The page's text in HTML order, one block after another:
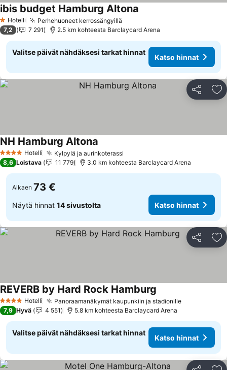
1 Tähtiluokitus
Hotelli Perhehuoneet kerrossängyillä
ibis budget Hamburg Altona
7,2 7 291 2.5 km kohteesta Barclaycard Arena
Valitse päivät nähdäksesi tarkat hinnat
Katso hinnat
Jaa
4 Tähtiluokitus
Hotelli Kylpylä ja aurinkoterassi
NH Hamburg Altona
8,6 Loistava 11 779 3.0 km kohteesta Barclaycard Arena
Alkaen 73 €
Näytä hinnat 14 sivustolta Katso hinnat
Jaa
4 Tähtiluokitus
Hotelli Panoraamanäkymät kaupunkiin ja stadionilleKatso
REVERB by Hard Rock Hamburg
7,9 Hyvä 4 551 5.8 km kohteesta Barclaycard Arena
Valitse päivät nähdäksesi tarkat hinnat
Katso hinnat